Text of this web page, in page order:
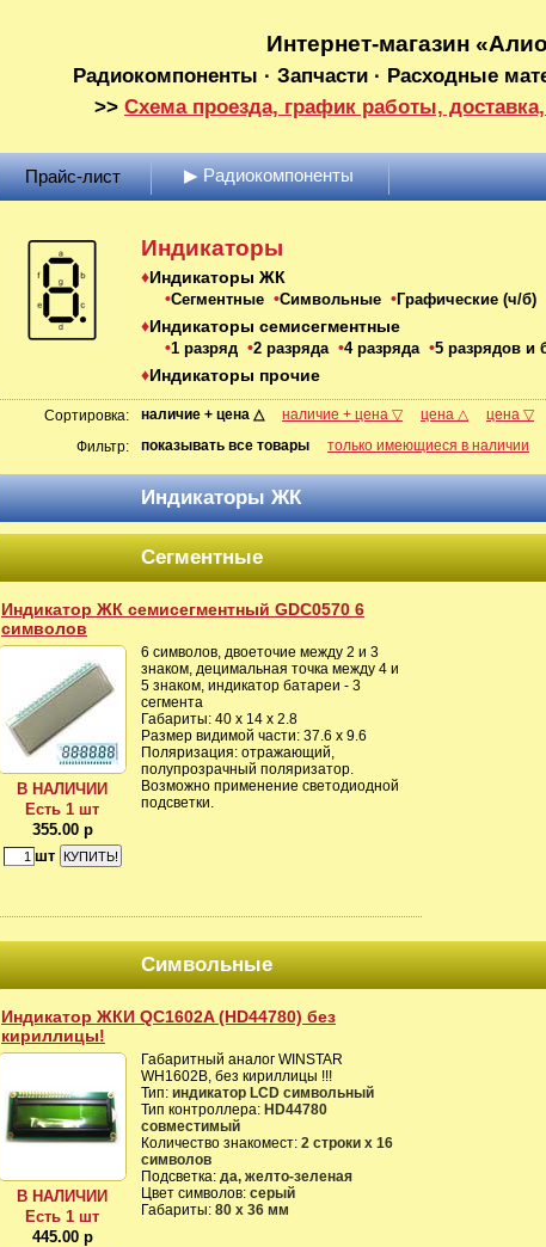
Интернет-магазин
Радиокомпоненты · Запчасти · Расходные
>> Схема проезда, график работы,
Прайс-лист ▶ Радиокомпоненты
Индикаторы
Индикаторы ЖК
Сегментные Символьные Графические (ч/б)
Индикаторы семисегментные
1 разряд 2 разряда 4 разряда 5 разрядов и
Индикаторы прочие
Сортировка: наличие + цена △ наличие + цена ▽ цена △
цена ▽
Фильтр:
показывать все товары только имеющиеся в наличии
Индикаторы ЖК
Сегментные
Индикатор ЖК семисегментный GDC0570 6
символов
В НАЛИЧИИ
Есть 1 шт
355.00 р
шт
6 символов, двоеточие между 2 и 3
знаком, децимальная точка между 4 и
5 знаком, индикатор батареи - 3
сегмента
Габариты: 40 x 14 x 2.8
Размер видимой части: 37.6 x 9.6
Поляризация: отражающий,
полупрозрачный поляризатор.
Возможно применение светодиодной
подсветки.
Символьные
Индикатор ЖКИ QC1602A (HD44780) без
кириллицы!
В НАЛИЧИИ
Есть 1 шт
445.00 р
Габаритный аналог WINSTAR
WH1602B, без кириллицы !!!
Тип: индикатор LCD символьный
Тип контроллера: HD44780
совместимый
Количество знакомест: 2 строки x 16
символов
Подсветка: да, желто-зеленая
Цвет символов: серый
Габариты: 80 x 36 мм